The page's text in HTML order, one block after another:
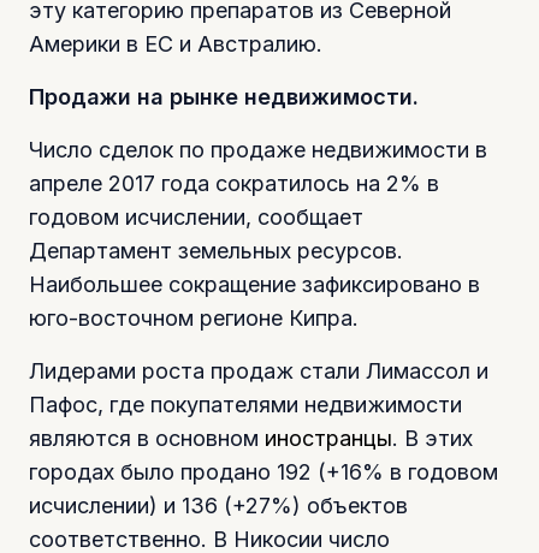
эту категорию препаратов из Северной
Америки в ЕС и Австралию.
Продажи на рынке недвижимости.
Число сделок по продаже недвижимости в
апреле 2017 года сократилось на 2% в
годовом исчислении, сообщает
Департамент земельных ресурсов.
Наибольшее сокращение зафиксировано в
юго-восточном регионе Кипра.
Лидерами роста продаж стали Лимассол и
Пафос, где покупателями недвижимости
являются в основном иностранцы. В этих
городах было продано 192 (+16% в годовом
исчислении) и 136 (+27%) объектов
соответственно. В Никосии число